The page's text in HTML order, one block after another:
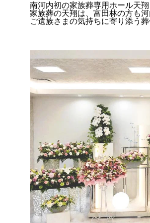
南河内初の家族葬専用ホール天翔
家族葬の天翔は、富田林の方も
ご遺族さまの気持ちに寄り添う葬